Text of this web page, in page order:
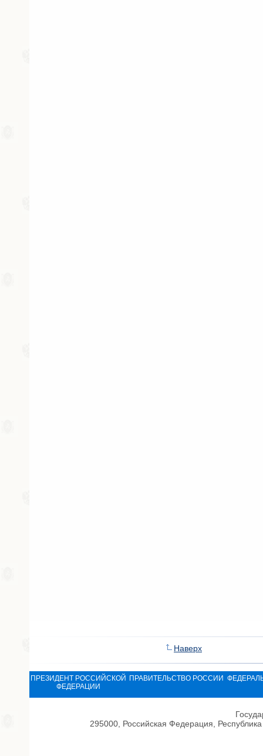
Наверх
ПРЕЗИДЕНТ РОССИЙСКОЙ
ФЕДЕРАЦИИ
ПРАВИТЕЛЬСТВО РОССИИ
295000, Российская Федерация,